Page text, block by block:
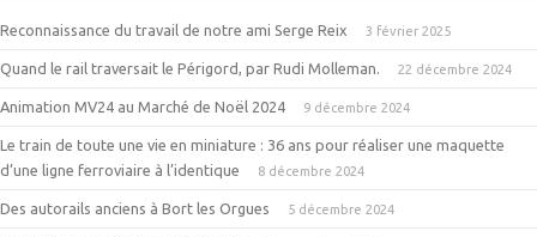
Reconnaissance du travail de notre ami Serge Reix 3 février 2025
Quand le rail traversait le Périgord, par Rudi Molleman. 22 décembre 2024
Animation MV24 au Marché de Noël 2024 9 décembre 2024
Le train de toute une vie en miniature : 36 ans pour réaliser une maquette
d’une ligne ferroviaire à l’identique
8 décembre 2024
Des autorails anciens à Bort les Orgues 5 décembre 2024